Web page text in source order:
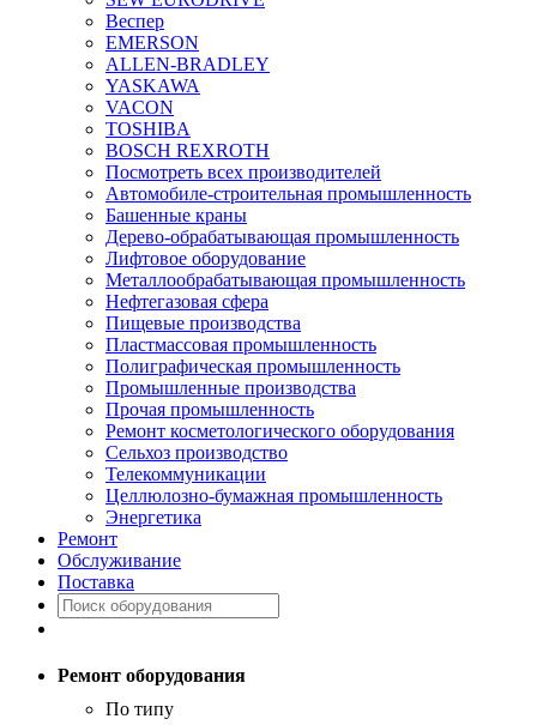
Веспер
EMERSON
ALLEN-BRADLEY
YASKAWA
VACON
TOSHIBA
BOSCH REXROTH
Посмотреть всех производителей
Автомобиле-строительная промышленность
Башенные краны
Дерево-обрабатывающая промышленность
Лифтовое оборудование
Металлообрабатывающая промышленность
Нефтегазовая сфера
Пищевые производства
Пластмассовая промышленность
Полиграфическая промышленность
Промышленные производства
Прочая промышленность
Ремонт косметологического оборудования
Сельхоз производство
Телекоммуникации
Целлюлозно-бумажная промышленность
Энергетика
Ремонт
Обслуживание
Поставка
Ремонт оборудования
По типу